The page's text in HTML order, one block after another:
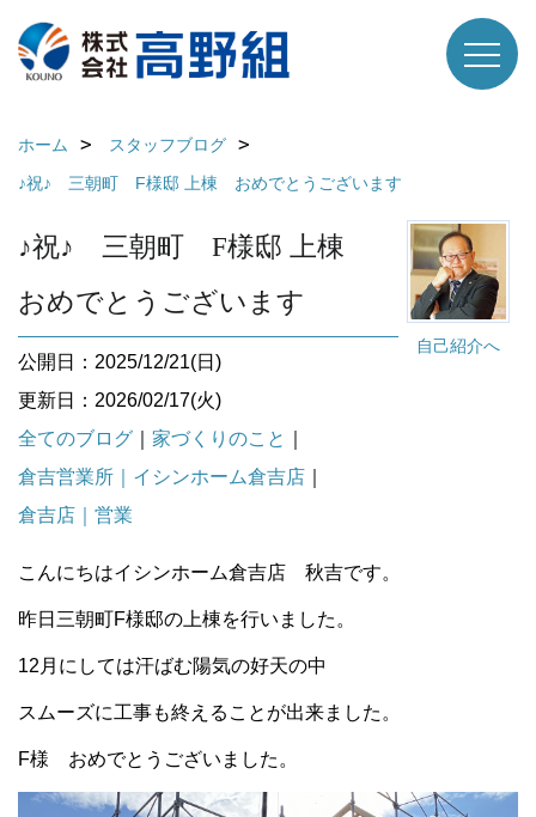
ホーム
スタッフブログ
♪祝♪ 三朝町 F様邸 上棟 おめでとうございます
自己紹介へ
♪祝♪ 三朝町 F様邸 上棟
おめでとうございます
公開日：2025/12/21(日)
更新日：2026/02/17(火)
全てのブログ
家づくりのこと
倉吉営業所｜イシンホーム倉吉店
倉吉店｜営業
こんにちはイシンホーム倉吉店 秋吉です。
昨日三朝町F様邸の上棟を行いました。
12月にしては汗ばむ陽気の好天の中
スムーズに工事も終えることが出来ました。
F様 おめでとうございました。